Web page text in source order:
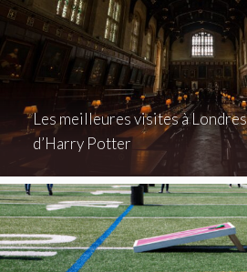
Les meilleures visites à
d’Harry Potter